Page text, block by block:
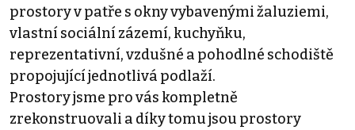
prostory v patře s okny vybavenými žaluziemi,
vlastní sociální zázemí, kuchyňku,
reprezentativní, vzdušné a pohodlné schodiště
propojující jednotlivá podlaží.
Prostory jsme pro vás kompletně
zrekonstruovali a díky tomu jsou prostory